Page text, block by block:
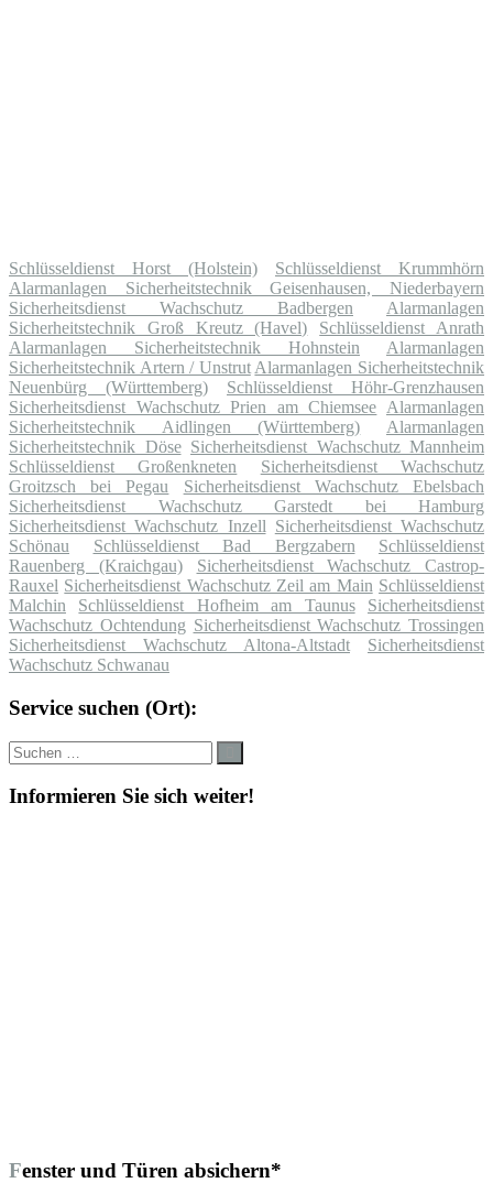
Schlüsseldienst Horst (Holstein)
Schlüsseldienst Krummhörn
Alarmanlagen Sicherheitstechnik Geisenhausen, Niederbayern
Sicherheitsdienst Wachschutz Badbergen
Alarmanlagen
Sicherheitstechnik Groß Kreutz (Havel)
Schlüsseldienst Anrath
Alarmanlagen Sicherheitstechnik Hohnstein
Alarmanlagen
Sicherheitstechnik Artern / Unstrut Alarmanlagen Sicherheitstechnik
Neuenbürg (Württemberg)
Schlüsseldienst Höhr-Grenzhausen
Sicherheitsdienst Wachschutz Prien am Chiemsee Alarmanlagen
Sicherheitstechnik Aidlingen (Württemberg)
Alarmanlagen
Sicherheitstechnik Döse Sicherheitsdienst Wachschutz Mannheim
Schlüsseldienst Großenkneten
Sicherheitsdienst Wachschutz
Groitzsch bei Pegau
Sicherheitsdienst Wachschutz Ebelsbach
Sicherheitsdienst Wachschutz Garstedt bei Hamburg
Sicherheitsdienst Wachschutz Inzell Sicherheitsdienst Wachschutz
Schönau
Schlüsseldienst Bad Bergzabern
Schlüsseldienst
Rauenberg (Kraichgau)
Sicherheitsdienst Wachschutz Castrop-
Rauxel Sicherheitsdienst Wachschutz Zeil am Main Schlüsseldienst
Malchin
Schlüsseldienst Hofheim am Taunus
Sicherheitsdienst
Wachschutz Ochtendung Sicherheitsdienst Wachschutz Trossingen
Sicherheitsdienst Wachschutz Altona-Altstadt
Sicherheitsdienst
Wachschutz Schwanau
Service suchen (Ort):
Suche
nach:
Informieren Sie sich weiter!
Fenster und Türen absichern*